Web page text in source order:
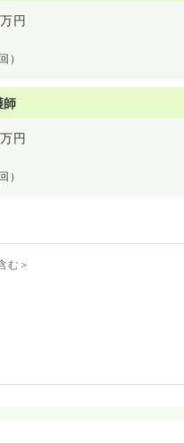
万円
）
師
万円
）
む＞